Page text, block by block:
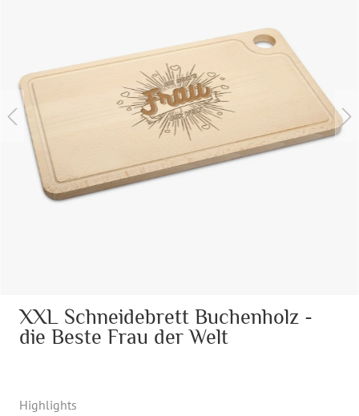
XXL Schneidebrett Buchenholz -
die Beste Frau der Welt
Highlights